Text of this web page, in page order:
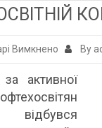
Вимкнено до
ОСВІТНІЙ
!
By
активної
відбувся